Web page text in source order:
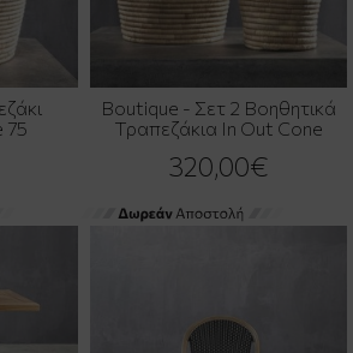
75
Boutique - Σετ 2 Βοηθητικά
Τραπεζάκια In Out Cone
320,00€